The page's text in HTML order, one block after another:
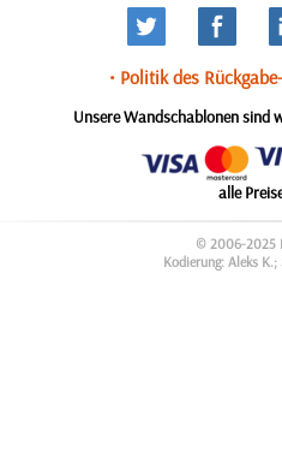
• Politik des
Unsere Wandschablonen sind
alle
© 2006-2025
Kodierung: Aleks